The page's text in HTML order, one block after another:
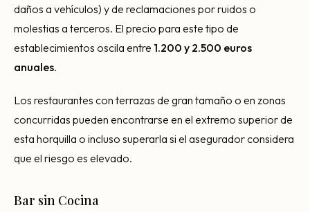
daños a vehículos) y de reclamaciones por ruidos o
molestias a terceros. El precio para este tipo de
establecimientos oscila entre 1.200 y 2.500 euros
anuales.
Los restaurantes con terrazas de gran tamaño o en zonas
concurridas pueden encontrarse en el extremo superior de
esta horquilla o incluso superarla si el asegurador considera
que el riesgo es elevado.
Bar sin Cocina